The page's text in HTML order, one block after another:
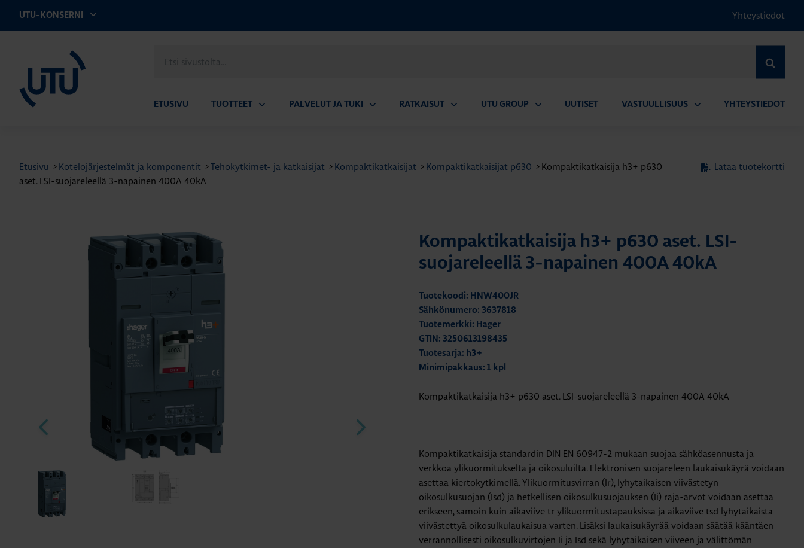
UTU-KONSERNI Yhteystiedot
sivustolta
ETUSIVU TUOTTEET PALVELUT JA TUKI RATKAISUT UTU GROUP UUTISET VASTUULLISUUS YHTEYSTIEDOT
Etusivu > Kotelojärjestelmät ja komponentit >Tehokytkimet- ja katkaisijat > Kompaktikatkaisijat > Kompaktikatkaisijat p630 > Kompaktikatkaisija h3+ p630
aset. LSI-suojareleellä 3-napainen 400A 40kA
Lataa tuotekortti
Kompaktikatkaisija h3+ p630 aset. LSI-
suojareleellä 3-napainen 400A 40kA
Tuotekoodi: HNW400JR
Sähkönumero: 3637818
Tuotemerkki: Hager
GTIN: 3250613198435
Tuotesarja: h3+
Minimipakkaus: 1 kpl
Kompaktikatkaisija h3+ p630 aset. LSI-suojareleellä 3-napainen 400A 40kA
Kompaktikatkaisija standardin DIN EN 60947-2 mukaan suojaa sähköasennusta ja
verkkoa ylikuormitukselta ja oikosuluilta. Elektronisen suojareleen laukaisukäyrä voidaan
asettaa kiertokytkimellä. Ylikuormitusvirran (Ir), lyhytaikaisen viivästetyn
oikosulkusuojan (Isd) ja hetkellisen oikosulkusuojauksen (Ii) raja-arvot voidaan asettaa
erikseen, samoin kuin aikaviive tr ylikuormitustapauksissa ja aikaviive tsd lyhytaikaista
viivästettyä oikosulkulaukaisua varten. Lisäksi laukaisukäyrää voidaan säätää kääntäen
verrannollisesti oikosulkuvirtojen Ii ja Isd sekä lyhytaikaisen viiveen ja välittömän